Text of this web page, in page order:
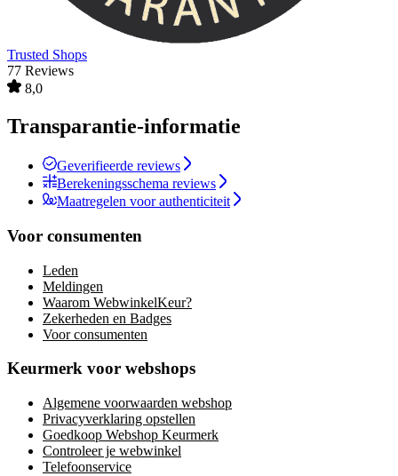
Trusted Shops
77 Reviews
8,0
Transparantie-informatie
Geverifieerde reviews
Berekeningsschema reviews
Maatregelen voor authenticiteit
Voor consumenten
Leden
Meldingen
Waarom WebwinkelKeur?
Zekerheden en Badges
Voor consumenten
Keurmerk voor webshops
Algemene voorwaarden webshop
Privacyverklaring opstellen
Goedkoop Webshop Keurmerk
Controleer je webwinkel
Telefoonservice